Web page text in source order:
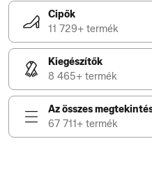
Cipők
11 729+ termék
Kiegészítők
8 465+ termék
Az összes
67 711+ termék